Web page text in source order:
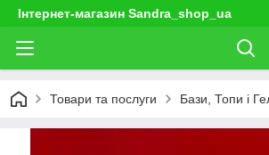
Інтернет-магазин Sandra_shop_ua
Товари та послуги Бази, Топи і